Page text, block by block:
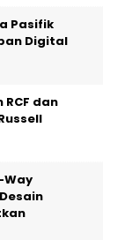
Pasifik
Digital
dan
Way